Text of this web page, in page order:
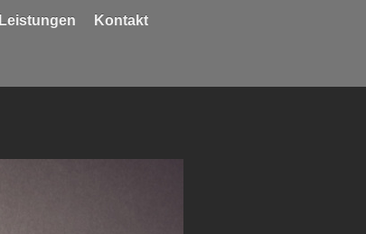
Leistungen Kontakt